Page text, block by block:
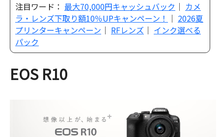
注目ワード： 最大70,000円キャッシュバック ｜ カメ
ラ・レンズ下取り額10％UPキャンペーン！
｜ 2026夏
プリンターキャンペーン ｜ RFレンズ ｜ インク選べる
パック
EOS R10